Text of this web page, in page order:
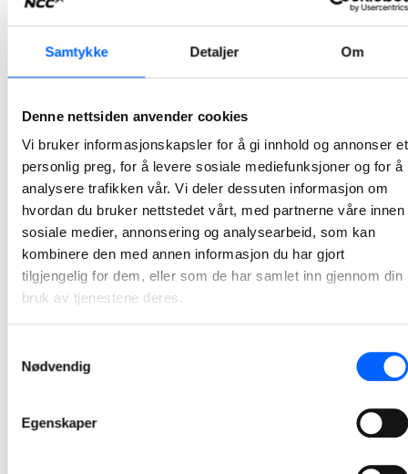
Samtykke Detaljer Om
Denne nettsiden anvender cookies
Vi bruker informasjonskapsler for å gi innhold og annonser et
personlig preg, for å levere sosiale mediefunksjoner og for å
analysere trafikken vår. Vi deler dessuten informasjon om
hvordan du bruker nettstedet vårt, med partnerne våre innen
sosiale medier, annonsering og analysearbeid, som kan
kombinere den med annen informasjon du har gjort
tilgjengelig for dem, eller som de har samlet inn gjennom din
bruk av tjenestene deres.
Nødvendig
Egenskaper
forrige uke markerte de tett tak med kranselag.
I en høytidelig seremoni ble det nylig holdt kranselag på Ila sikkerhetspsykiatri, hvor Bjørn Hauge fra Helse Sør-Øst RHF sin prosjektorganisasjon HSØ PO, fremhevet den gode kulturen som har preget prosjektet. Fagarbeiderne ble rost for sin kompetanse, og det gode samarbeidet på prosjektet og den sterke HMS-kulturen ble trukket frem som nøkkelfaktorer for prosjektets suksess.
2024-12-16
NCC vil CO2-kutte videre og orienterte
klimaministeren om ambisjonene
Klima- og miljøminister Tore O. Sandvik besøkte denne uken NCCs asfaltfabrikk i Trondheim. På agendaen sto NCCs arbeid med CO2-reduserende tiltak i asfaltproduksjonen og erfaringene med Vegvesenets modell for CO2-vekting av asfaltkontrakter.
2024-12-03